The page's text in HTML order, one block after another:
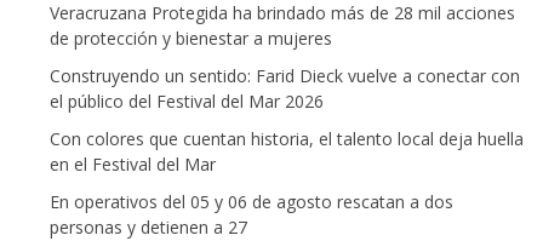
Veracruzana Protegida ha brindado más de 28 mil acciones
de protección y bienestar a mujeres
Construyendo un sentido: Farid Dieck vuelve a conectar con
el público del Festival del Mar 2026
Con colores que cuentan historia, el talento local deja huella
en el Festival del Mar
En operativos del 05 y 06 de agosto rescatan a dos
personas y detienen a 27